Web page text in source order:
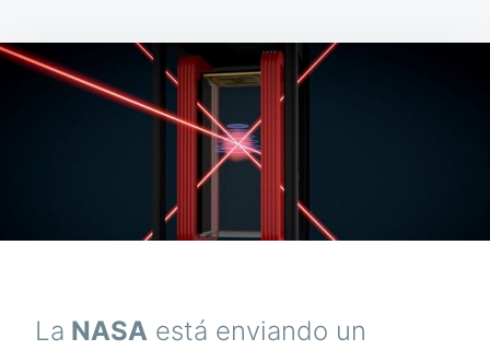
DE
ALCANZAR
LA
La NASA está enviando un